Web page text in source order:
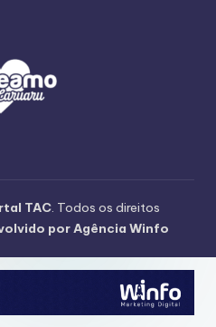
TAC. Todos os direitos
por Agência Winfo